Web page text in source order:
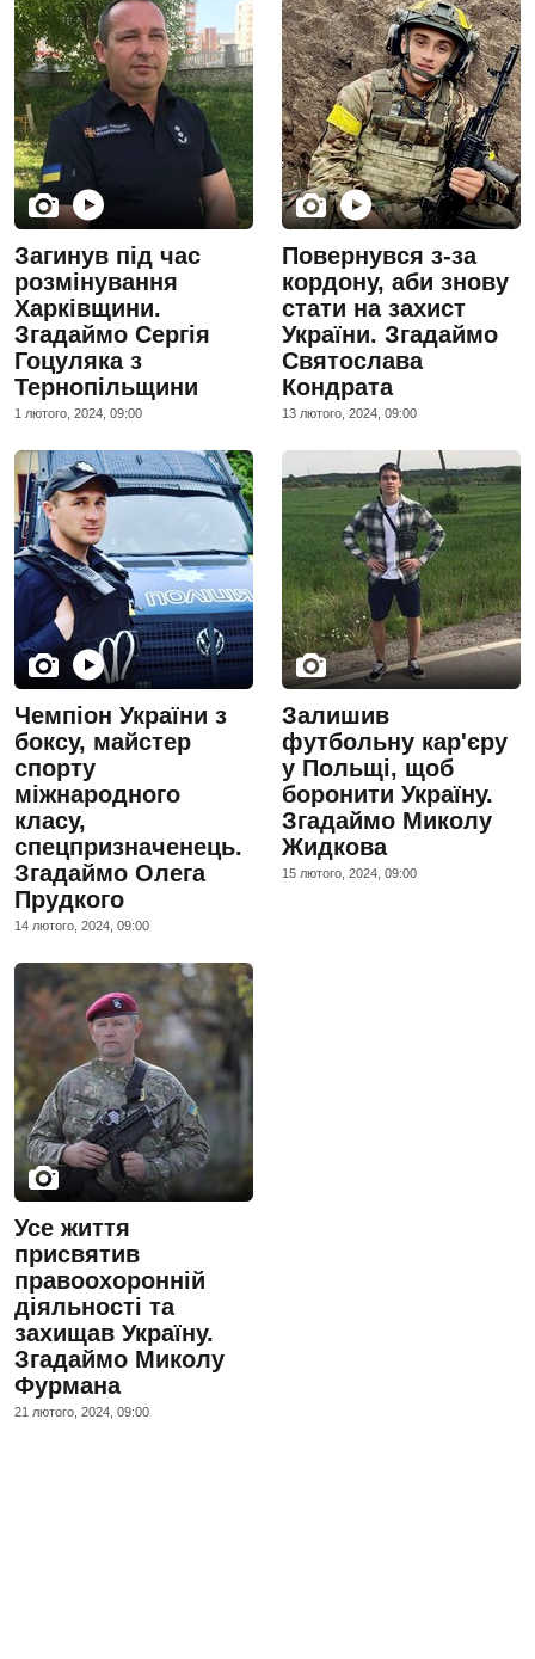
Загинув під час
розмінування
Харківщини.
Згадаймо Сергія
Гоцуляка з
Тернопільщини
1 лютого, 2024, 09:00
Повернувся з-за
кордону, аби знову
стати на захист
України. Згадаймо
Святослава
Кондрата
13 лютого, 2024, 09:00
Чемпіон України з
боксу, майстер
спорту
міжнародного
класу,
спецпризначенець.
Згадаймо Олега
Прудкого
14 лютого, 2024, 09:00
Залишив
футбольну кар'єру
у Польщі, щоб
боронити Україну.
Згадаймо Миколу
Жидкова
15 лютого, 2024, 09:00
Усе життя
присвятив
правоохоронній
діяльності та
захищав Україну.
Згадаймо Миколу
Фурмана
21 лютого, 2024, 09:00